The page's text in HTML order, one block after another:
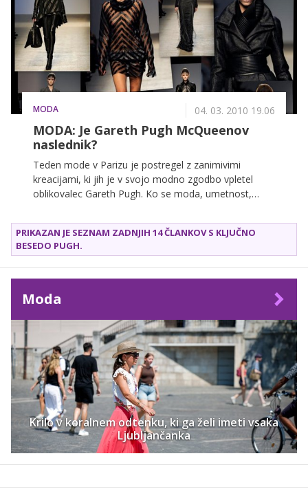
MODA 04. 03. 2010 19.06
MODA: Je Gareth Pugh McQueenov
naslednik?
Teden mode v Parizu je postregel z zanimivimi
kreacijami, ki jih je v svojo modno zgodbo vpletel
oblikovalec Gareth Pugh. Ko se moda, umetnost,
minimalistično kolekcijo ostrih linij.
PRIKAZAN JE SEZNAM ZADNJIH 14 ČLANKOV S KLJUČNO
BESEDO PUGH.
Moda
Krilo v koralnem odtenku, ki ga želi imeti vsaka
Ljubljančanka